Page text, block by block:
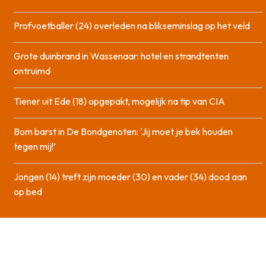
Profvoetballer (24) overleden na blikseminslag op het veld
Grote duinbrand in Wassenaar: hotel en strandtenten
ontruimd
Tiener uit Ede (18) opgepakt, mogelijk na tip van CIA
Bom barst in De Bondgenoten: ‘Jij moet je bek houden
tegen mij!’
Jongen (14) treft zijn moeder (30) en vader (34) dood aan
op bed